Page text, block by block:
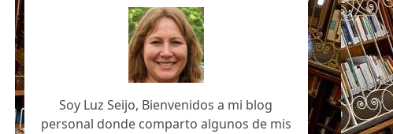
Soy Luz Seijo, Bienvenidos a mi blog
personal donde comparto algunos de mis